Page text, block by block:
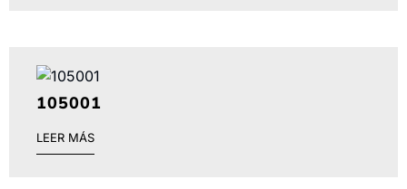
105001
LEER MÁS